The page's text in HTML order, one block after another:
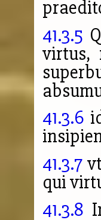
41.3.5
virtus,
41.3.6
41.3.7vt
qui
41.3.8